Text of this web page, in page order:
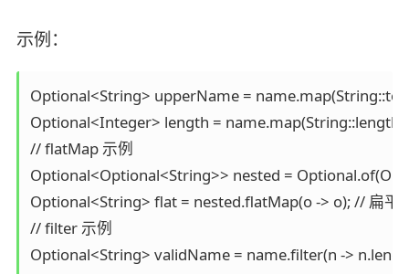
示例：
Optional<String> upperName =
Optional<Integer> length = name.map(String::length);
// flatMap 示例
Optional<Optional<String>> nested =
Optional<String> flat = nested.flatMap(o -> o); // 扁平
// filter 示例
Optional<String> validName = name.filter(n ->